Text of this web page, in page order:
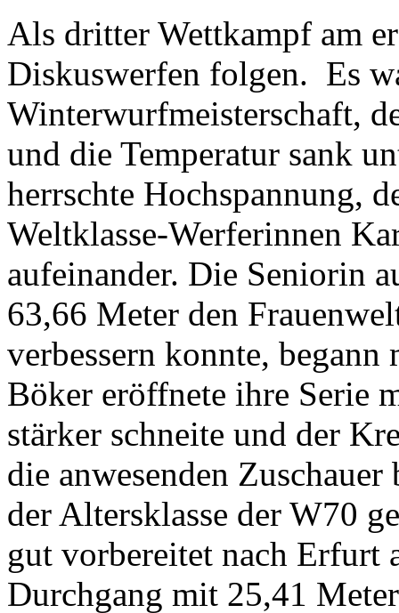
Als dritter Wettkampf am
Diskuswerfen folgen. Es
Winterwurfmeisterschaft,
und die Temperatur sank
herrschte Hochspannung,
Weltklasse-Werferinnen
aufeinander. Die Seniorin
63,66 Meter den
verbessern konnte,
Böker eröffnete ihre Serie
stärker schneite und der
die anwesenden
der Altersklasse der W70
gut vorbereitet nach Erfurt
Durchgang mit 25,41